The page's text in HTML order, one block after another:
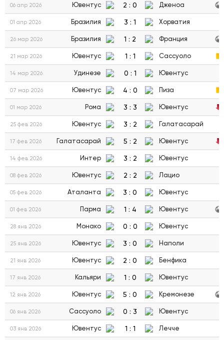
06 апр 2026 Ювентус 2 : 0 Дженоа
01 апр 2026 Бразилия 3 : 1 Хорватия
26 мар 2026 Бразилия 1 : 2 Франция
21 мар 2026 Ювентус 1 : 1 Сассуоло
14 мар 2026 Удинезе 0 : 1 Ювентус
07 мар 2026 Ювентус 4 : 0 Пиза
01 мар 2026 Рома 3 : 3 Ювентус
25 фев 2026 Ювентус 3 : 2 Галатасарай
17 фев 2026 Галатасарай 5 : 2 Ювентус
14 фев 2026 Интер 3 : 2 Ювентус
08 фев 2026 Ювентус 2 : 2 Лацио
05 фев 2026 Аталанта 3 : 0 Ювентус
01 фев 2026 Парма 1 : 4 Ювентус
28 янв 2026 Монако 0 : 0 Ювентус
25 янв 2026 Ювентус 3 : 0 Наполи
21 янв 2026 Ювентус 2 : 0 Бенфика
17 янв 2026 Кальяри 1 : 0 Ювентус
12 янв 2026 Ювентус 5 : 0 Кремонезе
06 янв 2026 Сассуоло 0 : 3 Ювентус
03 янв 2026 Ювентус 1 : 1 Лечче